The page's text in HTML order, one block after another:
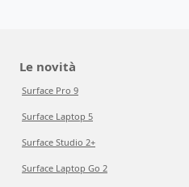
Le novità
Surface Pro 9
Surface Laptop 5
Surface Studio 2+
Surface Laptop Go 2